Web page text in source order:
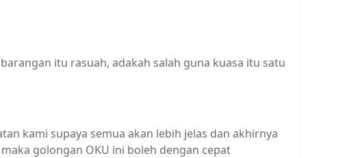
itu rasuah, adakah salah guna kuasa itu satu
kami supaya semua akan lebih jelas dan akhirnya
golongan OKU ini boleh dengan cepat